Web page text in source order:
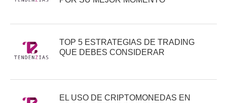
TOP 5 ESTRATEGIAS DE TRADING
QUE DEBES CONSIDERAR
EL USO DE CRIPTOMONEDAS EN